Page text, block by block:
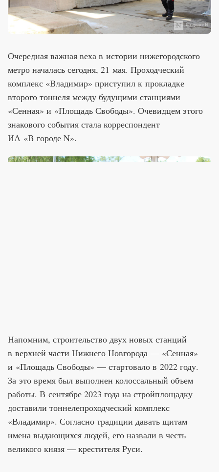
Очередная важная веха в истории нижегородского
метро началась сегодня, 21 мая. Проходческий
комплекс «Владимир» приступил к прокладке
второго тоннеля между будущими станциями
«Сенная» и «Площадь Свободы». Очевидцем этого
знакового события стала корреспондент
ИА «В городе N».
Напомним, строительство двух новых станций
в верхней части Нижнего Новгорода — «Сенная»
и «Площадь Свободы» — стартовало в 2022 году.
За это время был выполнен колоссальный объем
работы. В сентябре 2023 года на стройплощадку
доставили тоннелепроходческий комплекс
«Владимир». Согласно традиции давать щитам
имена выдающихся людей, его назвали в честь
великого князя — крестителя Руси.